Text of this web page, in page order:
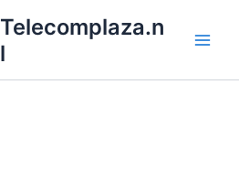
Telecomplaza.n
l